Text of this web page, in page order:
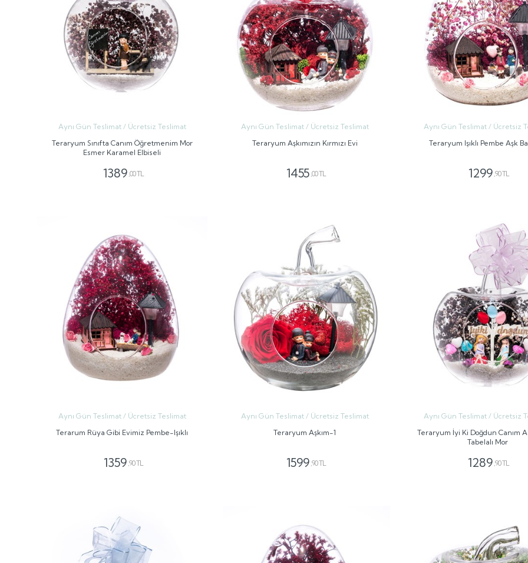
Aynı Gün Teslimat / Ücretsiz Teslimat
Teraryum Sınıfta Canım Öğretmenim Mor
Esmer Karamel Elbiseli
1389 ,00 TL
Aynı Gün Teslimat / Ücretsiz Teslimat
Teraryum Aşkımızın Kırmızı Evi
1455 ,00 TL
Aynı Gün Teslimat / Ücretsiz
Teraryum Işıklı Pembe Aşk
1299 ,90 TL
Aynı Gün Teslimat / Ücretsiz Teslimat
Terarum Rüya Gibi Evimiz Pembe-Işıklı
1359 ,90 TL
Aynı Gün Teslimat / Ücretsiz Teslimat
Teraryum Aşkım-1
1599 ,90 TL
Aynı Gün Teslimat / Ücretsiz
Teraryum İyi Ki Doğdun Canım
Tabelalı Mor
1289 ,90 TL